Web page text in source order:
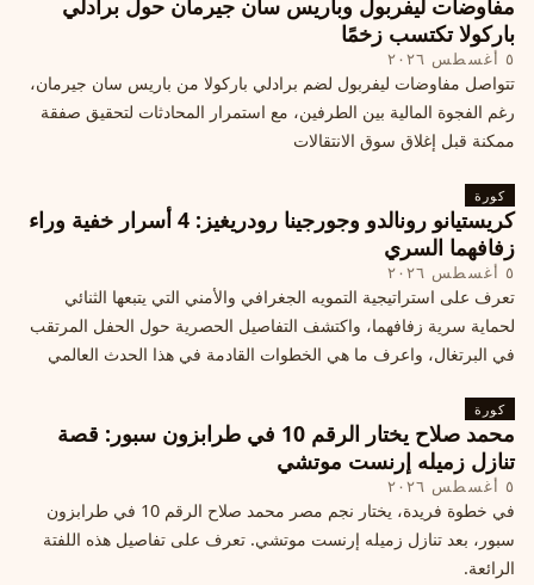
مفاوضات ليفربول وباريس سان جيرمان حول برادلي
باركولا تكتسب زخمًا
٥ أغسطس ٢٠٢٦
تتواصل مفاوضات ليفربول لضم برادلي باركولا من باريس سان جيرمان،
رغم الفجوة المالية بين الطرفين، مع استمرار المحادثات لتحقيق صفقة
ممكنة قبل إغلاق سوق الانتقالات
كورة
كريستيانو رونالدو وجورجينا رودريغيز: 4 أسرار خفية وراء
زفافهما السري
٥ أغسطس ٢٠٢٦
تعرف على استراتيجية التمويه الجغرافي والأمني التي يتبعها الثنائي
لحماية سرية زفافهما، واكتشف التفاصيل الحصرية حول الحفل المرتقب
في البرتغال، واعرف ما هي الخطوات القادمة في هذا الحدث العالمي
كورة
محمد صلاح يختار الرقم 10 في طرابزون سبور: قصة
تنازل زميله إرنست موتشي
٥ أغسطس ٢٠٢٦
في خطوة فريدة، يختار نجم مصر محمد صلاح الرقم 10 في طرابزون
سبور، بعد تنازل زميله إرنست موتشي. تعرف على تفاصيل هذه اللفتة
الرائعة.